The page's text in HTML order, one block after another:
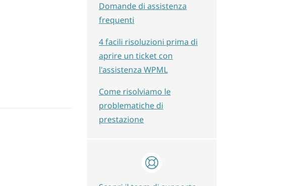
Domande di assistenza
frequenti
4 facili risoluzioni prima di
aprire un ticket con
l'assistenza WPML
Come risolviamo le
problematiche di
prestazione